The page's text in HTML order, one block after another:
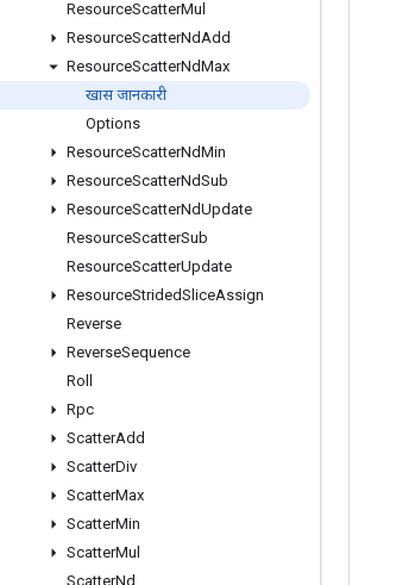
ResourceScatterMul
ResourceScatterNdAdd
ResourceScatterNdMax
खास जानकारी
Options
ResourceScatterNdMin
ResourceScatterNdSub
ResourceScatterNdUpdate
ResourceScatterSub
ResourceScatterUpdate
ResourceStridedSliceAssign
Reverse
ReverseSequence
Roll
Rpc
ScatterAdd
ScatterDiv
ScatterMax
ScatterMin
ScatterMul
ScatterNd